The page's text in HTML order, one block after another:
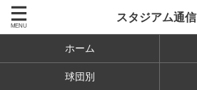
スタジアム通信
ホーム
球団別